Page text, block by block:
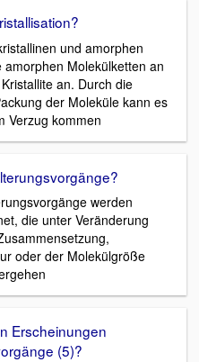
und amorphen
Molekülketten an
an. Durch die
der Moleküle kann es
Verzug kommen
werden
die unter Veränderung
oder der Molekülgröße
Erscheinungen
(5)?